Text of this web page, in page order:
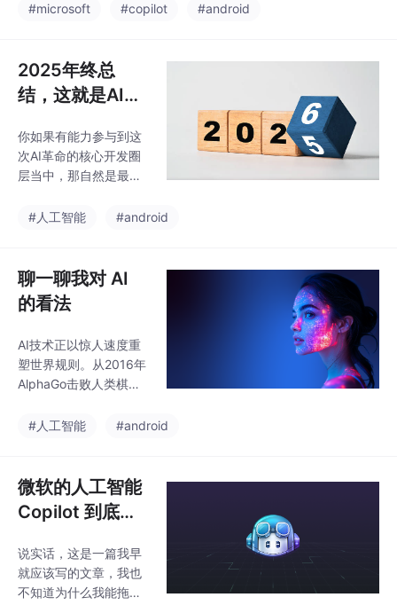
有读者朋友们催我写过
为什么说我早就应该写
这篇文章了呢？主要还
是因为去年年底的时
火遍全球的爆炸性产
品，ChatGPT。在此之
前，我都从来不认为Op
系。直到后来我查询了
比例竟然高达49%，是
#microsoft #copilot #android
2025年终总
结，这就是AI的
你如果有能力参与到这
次AI革命的核心开发圈
层当中，那自然是最好
话，我认为也并没有完
的身家和AI绑定起来，
最终也可能会收获超出
预期的回报。我一直是
的，我喜欢把自己的身
家和全世界最聪明的人
绑定在一起。因此，今
年中的时候就已经推出
roid 16的
#人工智能 #android
聊一聊我对 AI
的看法
AI技术正以惊人速度重
塑世界规则。从2016年
AlphaGo击败人类棋手
ChatGPT两个月内收获
的转变。作者作为Andr
oid开发者，最初仅将AI
视为编程辅助工具，但2
WindSurf等新一代IDE
和Claude Code命令行
工具彻底颠覆认知。这
#人工智能 #android
微软的人工智能
Copilot 到底有
体验一下
说实话，这是一篇我早
就应该写的文章，我也
不知道为什么我能拖这